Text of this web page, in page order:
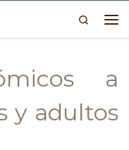
Search
a
y adultos